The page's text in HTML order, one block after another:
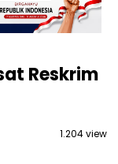
Reskrim
1.204 view